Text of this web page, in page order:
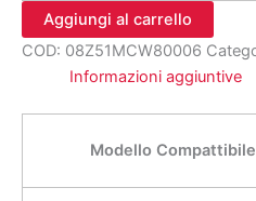
coda
quantità
Aggiungi al carrello
COD: 08Z51MCW80006
Informazioni aggiuntive
Modello Compattibile